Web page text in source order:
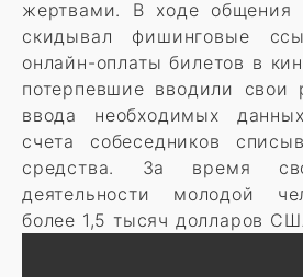
жертвами. В ходе общения
скидывал фишинговые
онлайн-оплаты билетов в
потерпевшие вводили свои
ввода необходимых
счета собеседников
средства. За время
деятельности молодой
более 1,5 тысяч долларов